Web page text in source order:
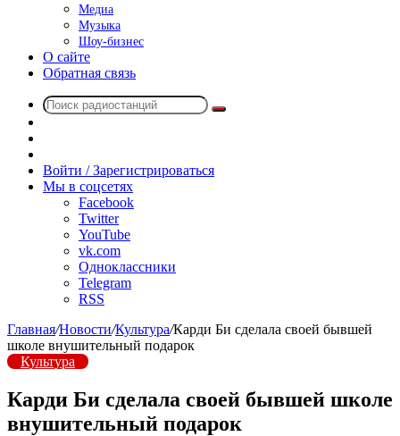
Медиа
Музыка
Шоу-бизнес
О сайте
Обратная связь
Поиск
радио
Войти / Зарегистрироваться
Мы в соцсетях
Facebook
Twitter
YouTube
vk.com
Одноклассники
Telegram
RSS
Главная/Новости/Культура/Карди Би сделала своей бывшей
школе внушительный подарок
Культура
Карди Би сделала своей бывшей школе
внушительный подарок